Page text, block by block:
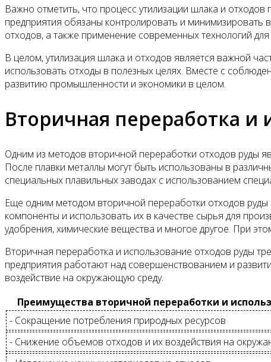
Важно отметить, что процесс утилизации шлака и
предприятия обязаны контролировать и
отходов, а также применение современных технологий для
В целом, утилизация шлака и отходов является важной
использовать отходы в полезных целях. Вместе с
развитию промышленности и экономики в целом.
Вторичная переработка и
Одним из методов вторичной переработки отходов руды
После плавки металлы могут быть использованы в
специальных плавильных заводах с использованием
Еще одним методом вторичной переработки отходов
компоненты и использовать их в качестве сырья для
удобрения, химические вещества и многое другое. При
Вторичная переработка и использование отходов руды
предприятия работают над совершенствованием и
воздействие на окружающую среду.
Преимущества вторичной переработки и
- Сокращение потребления природных ресурсов
- Снижение объемов отходов и их воздействия на